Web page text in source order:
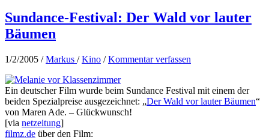
Sundance-Festival: Der Wald vor lauter
Bäumen
1/2/2005 /Markus /Kino /Kommentar verfassen
Ein deutscher Film wurde beim Sundance Festival mit einem der
beiden Spezialpreise ausgezeichnet: „Der Wald vor lauter Bäumen“
von Maren Ade. – Glückwunsch!
[via netzeitung]
filmz.de über den Film: